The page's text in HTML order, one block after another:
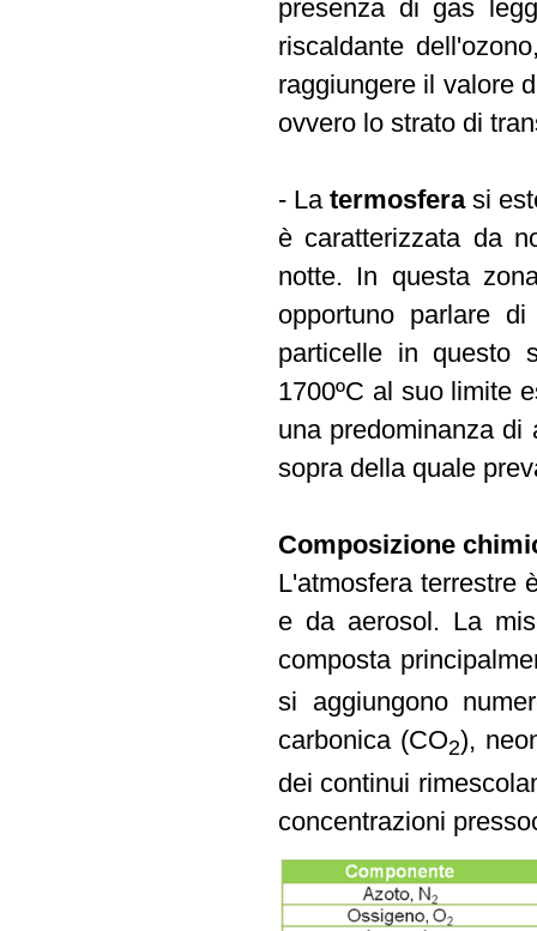
presenza di gas
riscaldante
raggiungere il valore
ovvero lo strato di
- Latermosferasi
è caratterizzata da
notte. In questa
opportuno parlare
particelle in questo
1700ºC al suo limite
una predominanza
sopra della quale
Composizione
L'atmosfera terrestre
e da aerosol. La
composta
si aggiungono
carbonica (CO2),
dei continui
concentrazioni